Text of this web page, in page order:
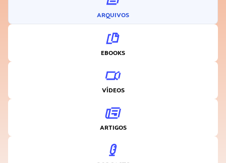
ARQUIVOS
EBOOKS
VÍDEOS
ARTIGOS